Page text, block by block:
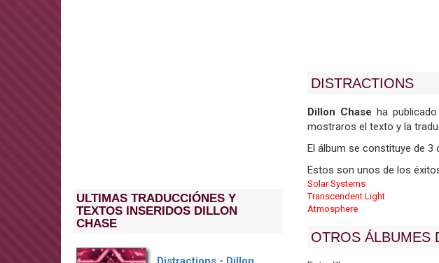
DISTRACTIONS
Dillon Chase ha
mostraros el texto y la
El álbum se constituye de
Estos son unos de los
Solar Systems
Transcendent Light
Atmosphere
OTROS ÁLBUMES
ULTIMAS TRADUCCIÓNES Y
TEXTOS INSERIDOS DILLON
CHASE